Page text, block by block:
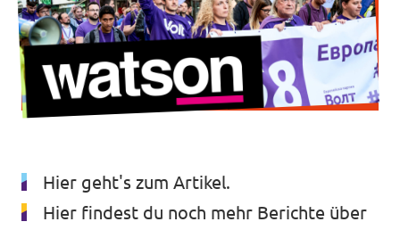
Newsticker BVV
Jobs bei Volt Deutschland
Datenschutz
Hier geht's zum Artikel.
Hier findest du noch mehr Berichte über